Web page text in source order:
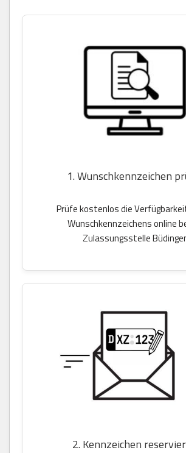
1. Wunschkennzeichen
Prüfe kostenlos die
Wunschkennzeichens online
Zulassungsstelle
2. Kennzeichen